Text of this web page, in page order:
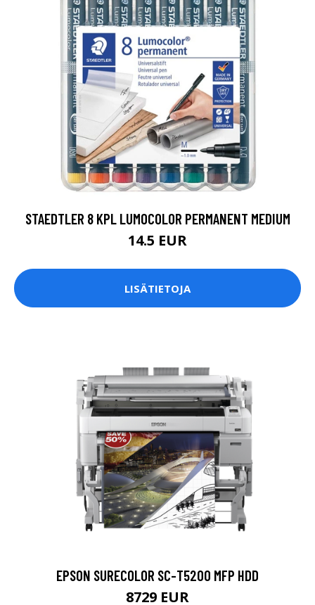
STAEDTLER 8 KPL LUMOCOLOR PERMANENT MEDIUM
14.5 EUR
LISÄTIETOJA
EPSON SURECOLOR SC-T5200 MFP HDD
8729 EUR